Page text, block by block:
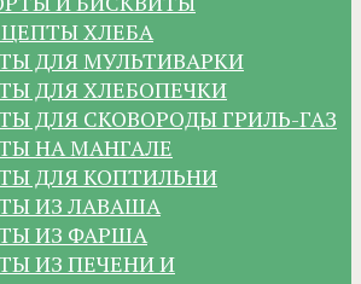
ХЛЕБА
ДЛЯ МУЛЬТИВАРКИ
ДЛЯ ХЛЕБОПЕЧКИ
ДЛЯ СКОВОРОДЫ ГРИЛЬ-ГАЗ
НА МАНГАЛЕ
ДЛЯ КОПТИЛЬНИ
ИЗ ЛАВАША
ИЗ ФАРША
ИЗ ПЕЧЕНИ И